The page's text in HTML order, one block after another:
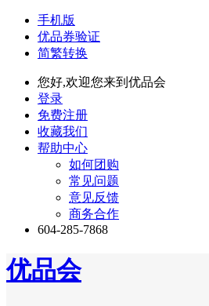
手机版
优品券验证
简繁转换
您好,欢迎您来到优品会
登录
免费注册
收藏我们
帮助中心
如何团购
常见问题
意见反馈
商务合作
604-285-7868
优品会